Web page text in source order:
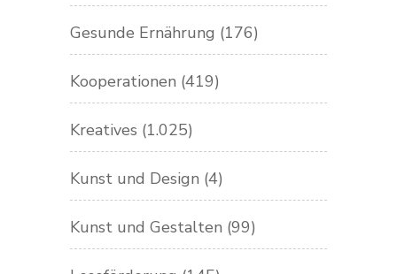
Gesunde Ernährung (176)
Kooperationen (419)
Kreatives (1.025)
Kunst und Design (4)
Kunst und Gestalten (99)